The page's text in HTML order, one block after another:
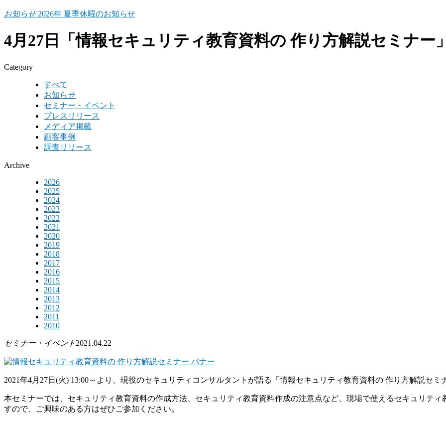
お知らせ2026年 夏季休暇のお知らせ
4月27日「情報セキュリティ教育資料の 作り方解説セミナー
Category
すべて
お知らせ
セミナー・イベント
プレスリリース
メディア掲載
顧客事例
調査リリース
Archive
2026
2025
2024
2023
2022
2021
2020
2019
2018
2017
2016
2015
2014
2013
2012
2011
2010
セミナー・イベント 2021.04.22
2021年4月27日(火) 13:00～より、現役のセキュリティコンサルタントが語る「情報セキュリティ教育資料の 作り方解説セミ
本セミナーでは、セキュリティ教育資料の作成方法、セキュリティ教育資料作成の注意点など、現場で使えるセキュリテ
すので、ご興味のある方はぜひご参加ください。